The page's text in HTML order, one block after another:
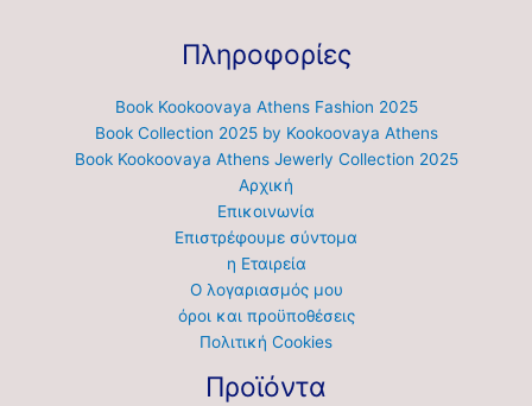
Πληροφορίες
Book Kookoovaya Athens Fashion 2025
Book Collection 2025 by Kookoovaya Athens
Book Kookoovaya Athens Jewerly Collection 2025
Αρχική
Επικοινωνία
Επιστρέφουμε σύντομα
η Εταιρεία
Ο λογαριασμός μου
όροι και προϋποθέσεις
Πολιτική Cookies
Προϊόντα